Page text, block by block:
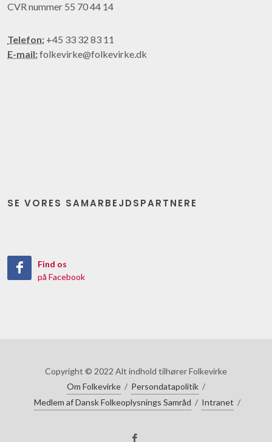
CVR nummer 55 70 44 14
Telefon: +45 33 32 83 11
E-mail:folkevirke@folkevirke.dk
SE VORES SAMARBEJDSPARTNERE
Find os
på Facebook
Copyright © 2022 Alt indhold tilhører Folkevirke
Om Folkevirke / Persondatapolitik /
Medlem af Dansk Folkeoplysnings Samråd / Intranet /